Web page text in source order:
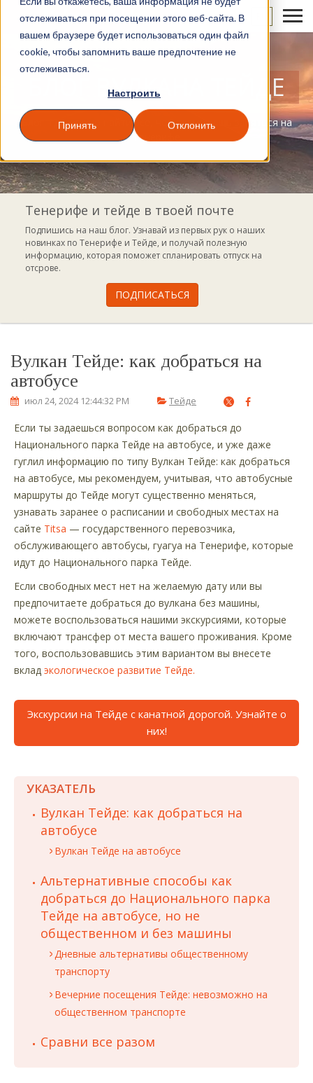
отслеживаться при посещении этого веб-сайта. В
вашем браузере будет использоваться один файл
cookie, чтобы запомнить ваше предпочтение не
отслеживаться.
Настроить
Принять Отклонить
БЛОГ ВУЛКАНА ТЕЙДЕ
Блог, где можно найти все, чем ты можешь заняться на
Тенерифе
Тенерифе и тейде в твоей почте
Подпишись на наш блог. Узнавай из первых рук о наших
новинках по Тенерифе и Тейде, и получай полезную
информацию, которая поможет спланировать отпуск на
отсрове.
Вулкан Тейде: как добраться на
автобусе
июл 24, 2024 12:44:32 PM Тейде
Если ты задаешься вопросом как добраться до
Национального парка Тейде на автобусе, и уже даже
гуглил информацию по типу Вулкан Тейде: как добраться
на автобусе, мы рекомендуем, учитывая, что автобусные
маршруты до Тейде могут существенно меняться,
узнавать заранее о расписании и свободных местах на
сайте Titsa — государственного перевозчика,
обслуживающего автобусы, гуагуа на Тенерифе, которые
идут до Национального парка Тейде.
Если свободных мест нет на желаемую дату или вы
предпочитаете добраться до вулкана без машины,
можете воспользоваться нашими экскурсиями, которые
включают трансфер от места вашего проживания. Кроме
того, воспользовавшись этим вариантом вы внесете
вклад экологическое развитие Тейде.
Экскурсии на Тейде с канатной дорогой. Узнайте о
них!
УКАЗАТЕЛЬ
Вулкан Тейде: как добраться на
автобусе
Вулкан Тейде на автобусе
Альтернативные способы как
добраться до Национального парка
Тейде на автобусе, но не
общественном и без машины
Дневные альтернативы общественному
транспорту
Вечерние посещения Тейде: невозможно на
общественном транспорте
Сравни все разом